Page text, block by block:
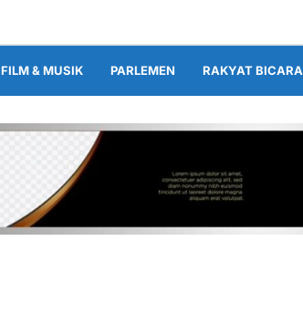
FILM & MUSIK PARLEMEN RAKYAT BICARA